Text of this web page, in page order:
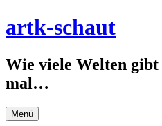
Inhalt
artk-schaut
Wie viele Welten gibt
mal…
Menü